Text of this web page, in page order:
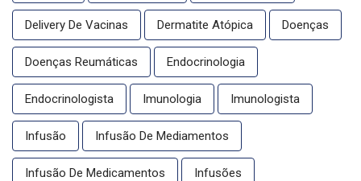
Delivery De Vacinas Dermatite Atópica Doenças
Doenças Reumáticas Endocrinologia
Endocrinologista Imunologia Imunologista
Infusão Infusão De Mediamentos
Infusão De Medicamentos Infusões